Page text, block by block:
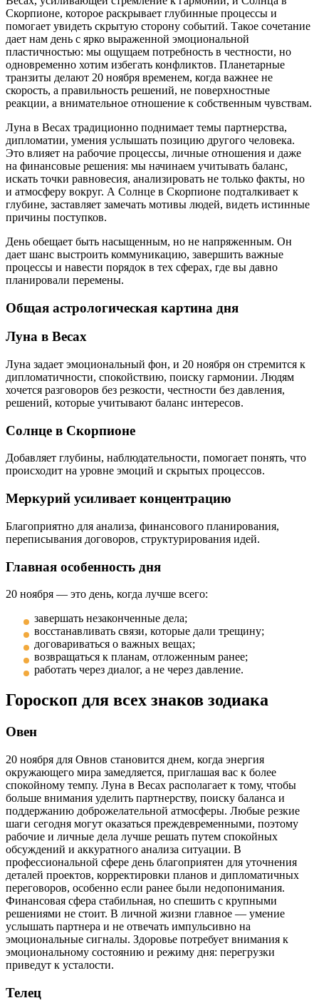
Скорпионе, которое раскрывает глубинные процессы и
помогает увидеть скрытую сторону событий. Такое сочетание
дает нам день с ярко выраженной эмоциональной
пластичностью: мы ощущаем потребность в честности, но
одновременно хотим избегать конфликтов. Планетарные
транзиты делают 20 ноября временем, когда важнее не
скорость, а правильность решений, не поверхностные
реакции, а внимательное отношение к собственным чувствам.
Луна в Весах традиционно поднимает темы партнерства,
дипломатии, умения услышать позицию другого человека.
Это влияет на рабочие процессы, личные отношения и даже
на финансовые решения: мы начинаем учитывать баланс,
искать точки равновесия, анализировать не только факты, но
и атмосферу вокруг. А Солнце в Скорпионе подталкивает к
глубине, заставляет замечать мотивы людей, видеть истинные
причины поступков.
День обещает быть насыщенным, но не напряженным. Он
дает шанс выстроить коммуникацию, завершить важные
процессы и навести порядок в тех сферах, где вы давно
планировали перемены.
Общая астрологическая картина дня
Луна в Весах
Луна задает эмоциональный фон, и 20 ноября он стремится к
дипломатичности, спокойствию, поиску гармонии. Людям
хочется разговоров без резкости, честности без давления,
решений, которые учитывают баланс интересов.
Солнце в Скорпионе
Добавляет глубины, наблюдательности, помогает понять, что
происходит на уровне эмоций и скрытых процессов.
Меркурий усиливает концентрацию
Благоприятно для анализа, финансового планирования,
переписывания договоров, структурирования идей.
Главная особенность дня
20 ноября — это день, когда лучше всего:
завершать незаконченные дела;
восстанавливать связи, которые дали трещину;
договариваться о важных вещах;
возвращаться к планам, отложенным ранее;
работать через диалог, а не через давление.
Гороскоп для всех знаков зодиака
Овен
20 ноября для Овнов становится днем, когда энергия
окружающего мира замедляется, приглашая вас к более
спокойному темпу. Луна в Весах располагает к тому, чтобы
больше внимания уделить партнерству, поиску баланса и
поддержанию доброжелательной атмосферы. Любые резкие
шаги сегодня могут оказаться преждевременными, поэтому
рабочие и личные дела лучше решать путем спокойных
обсуждений и аккуратного анализа ситуации. В
профессиональной сфере день благоприятен для уточнения
деталей проектов, корректировки планов и дипломатичных
переговоров, особенно если ранее были недопонимания.
Финансовая сфера стабильная, но спешить с крупными
решениями не стоит. В личной жизни главное — умение
услышать партнера и не отвечать импульсивно на
эмоциональные сигналы. Здоровье потребует внимания к
эмоциональному состоянию и режиму дня: перегрузки
приведут к усталости.
Телец